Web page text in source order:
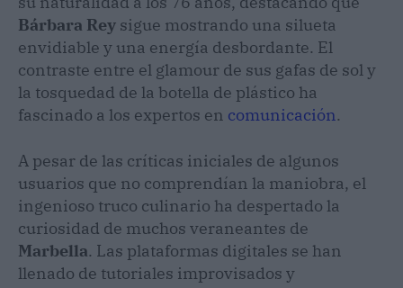
Bárbara Rey sigue mostrando una silueta
envidiable y una energía desbordante. El
contraste entre el glamour de sus gafas de sol y
la tosquedad de la botella de plástico ha
fascinado a los expertos en comunicación.
A pesar de las críticas iniciales de algunos
usuarios que no comprendían la maniobra, el
ingenioso truco culinario ha despertado la
curiosidad de muchos veraneantes de
Marbella. Las plataformas digitales se han
llenado de tutoriales improvisados y